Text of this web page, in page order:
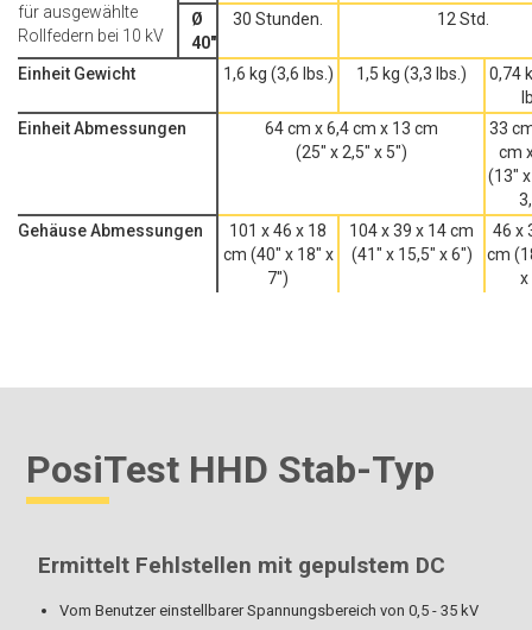
für ausgewählte
Rollfedern bei 10 kV
Ø
40"
30 Stunden. 12 Std.
Einheit Gewicht 1,6 kg (3,6 lbs.) 1,5 kg (3,3 lbs.)
Gehäuse Abmessungen
101 x 46 x 18
cm (40" x 18" x
7")
104 x 39 x 14 cm
(41" x 15,5" x 6")
0,74
46 x
cm
x
Einheit Abmessungen
64 cm x 6,4 cm x 13 cm
(25" x 2,5" x 5")
33
cm
(13"
PosiTest HHD Stab-Typ
Ermittelt Fehlstellen mit gepulstem DC
Vom Benutzer einstellbarer Spannungsbereich von 0,5 - 35 kV